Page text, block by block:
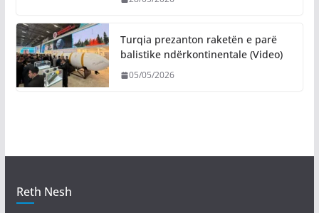
Turqia prezanton raketën e parë
balistike ndërkontinentale (Video)
05/05/2026
Reth Nesh